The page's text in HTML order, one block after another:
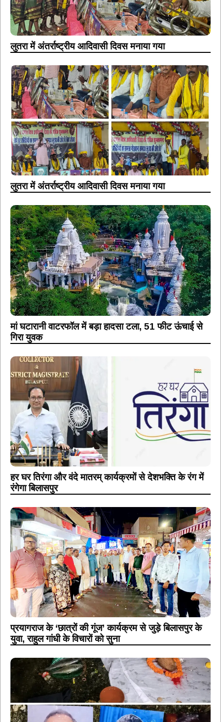
लुतरा में अंतर्राष्ट्रीय आदिवासी दिवस मनाया गया
लुतरा में अंतर्राष्ट्रीय आदिवासी दिवस मनाया गया
मां घटारानी वाटरफॉल में बड़ा हादसा टला, 51 फीट ऊंचाई से
गिरा युवक
हर घर तिरंगा और वंदे मातरम् कार्यक्रमों से देशभक्ति के रंग में
रंगेगा बिलासपुर
प्रयागराज के ‘छात्रों की गूंज’ कार्यक्रम से जुड़े बिलासपुर के
युवा, राहुल गांधी के विचारों को सुना